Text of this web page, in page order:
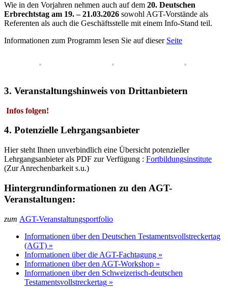
Wie in den Vorjahren nehmen auch auf dem 20. Deutschen
Erbrechtstag am 19. – 21.03.2026 sowohl AGT-Vorstände als
Referenten als auch die Geschäftsstelle mit einem Info-Stand teil.
Informationen zum Programm lesen Sie auf dieser Seite
3. Veranstaltungshinweis von Drittanbietern
Infos folgen!
4. Potenzielle Lehrgangsanbieter
Hier steht Ihnen unverbindlich eine Übersicht potenzieller
Lehrgangsanbieter als PDF zur Verfügung : Fortbildungsinstitute
(Zur Anrechenbarkeit s.u.)
Hintergrundinformationen zu den AGT-
Veranstaltungen:
zum AGT-Veranstaltungsportfolio
Informationen über den Deutschen Testamentsvollstreckertag
(AGT) »
Informationen über die AGT-Fachtagung »
Informationen über den AGT-Workshop »
Informationen über den Schweizerisch-deutschen
Testamentsvollstreckertag »